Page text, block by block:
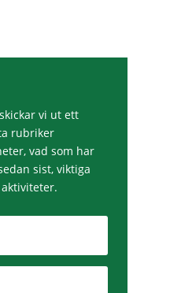
vi ut ett
rubriker
vad som har
sist, viktiga